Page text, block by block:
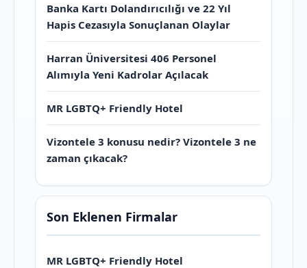
Banka Kartı Dolandırıcılığı ve 22 Yıl
Hapis Cezasıyla Sonuçlanan Olaylar
Harran Üniversitesi 406 Personel
Alımıyla Yeni Kadrolar Açılacak
MR LGBTQ+ Friendly Hotel
Vizontele 3 konusu nedir? Vizontele 3 ne
zaman çıkacak?
Son Eklenen Firmalar
MR LGBTQ+ Friendly Hotel